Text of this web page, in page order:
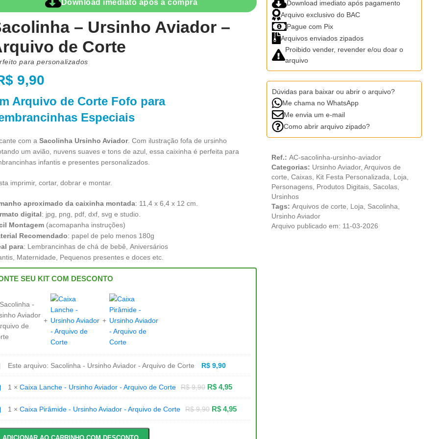
Download imediato após a compra
– Ursinho Aviador –
de Corte
para personalizados
9,90
Arquivo de Corte Fofo para
Especiais
com a Sacolinha Ursinho Aviador. Com ilustração fofa de ursinho
um avião, nuvens suaves e tons de azul, essa caixinha é perfeita para
infantis e presentes personalizados.
imprimir, cortar, dobrar e montar.
aproximado da caixinha montada: 11,4 x 6,4 x 12 cm.
digital: jpg, png, pdf, dxf, svg e studio.
Montagem (acomapanha instruções)
Recomendado: papel de pelo menos 180g
para: Lembrancinhas de chá de bebê, Aniversários
Maternidade, Pequenos presentes e doces etc.
SEU KIT COM DESCONTO
Este arquivo: Sacolinha - Ursinho Aviador - Arquivo de Corte R$ 9,90
1 × Caixa Lanche - Ursinho Aviador - Arquivo de Corte R$9,90 R$ 4,95
1 × Caixa Pirâmide - Ursinho Aviador - Arquivo de Corte R$9,90 R$ 4,95
Download imediato após pagamento
Arquivo exclusivo do BAC
Pague com Pix
Arquivos enviados zipados
Proibido vender, revender e/ou doar o
arquivo
Dúvidas para baixar ou abrir o arquivo?
Me chama no WhatsApp
Me envia um e-mail
Como abrir arquivo zipado?
Ref.:AC-sacolinha-ursinho-aviador
Categorias: Ursinho Aviador,Arquivos de
corte ,Caixas Kit Festa Personalizada Loja
Personagens Produtos Digitais Sacolas
Ursinhos
Tags:Arquivos de corte Loja Sacolinha
Ursinho Aviador
Arquivo publicado em: 11-03-2026